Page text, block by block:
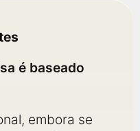
é baseado
embora se